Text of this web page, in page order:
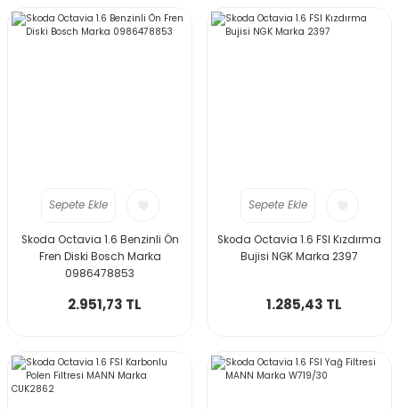
Sepete Ekle
Skoda Octavia 1.6 Benzinli Ön
Fren Diski Bosch Marka
0986478853
2.951,73 TL
Sepete Ekle
Skoda Octavia 1.6 FSI Kızdırma
Bujisi NGK Marka 2397
1.285,43 TL